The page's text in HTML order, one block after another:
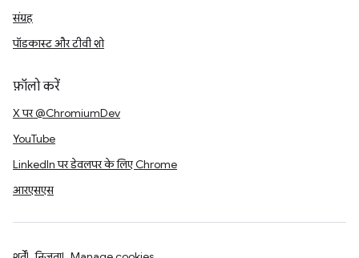
संग्रह
पॉडकास्ट और टीवी शो
फ़ॉलो करें
X पर @ChromiumDev
YouTube
LinkedIn पर डेवलपर के लिए Chrome
आरएसएस